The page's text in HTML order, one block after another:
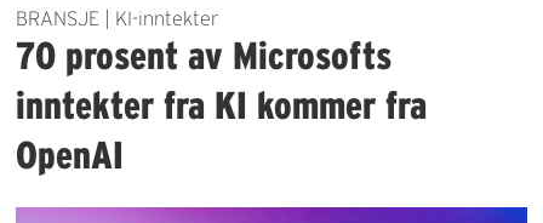
BRANSJE | KI-inntekter
70 prosent av Microsofts
inntekter fra KI kommer fra
OpenAI